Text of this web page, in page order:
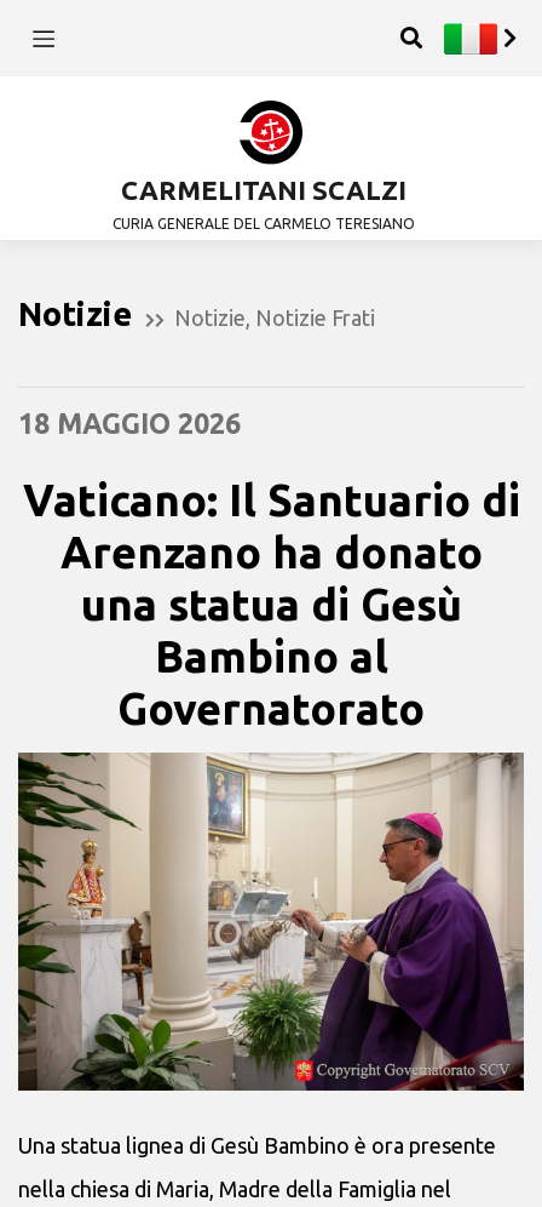
CARMELITANI SCALZI
CURIA GENERALE DEL CARMELO TERESIANO
Notizie Notizie Notizie Frati
18 MAGGIO 2026
Vaticano: Il Santuario di
Arenzano ha donato
una statua di Gesù
Bambino al
Governatorato
Una statua lignea di Gesù Bambino è ora presente
nella chiesa di Maria, Madre della Famiglia nel